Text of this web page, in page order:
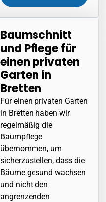
Baumschnitt
und Pflege für
einen privaten
Garten in
Bretten
Für einen privaten Garten
in Bretten haben wir
regelmäßig die
Baumpflege
übernommen, um
sicherzustellen, dass die
Bäume gesund wachsen
und nicht den
angrenzenden